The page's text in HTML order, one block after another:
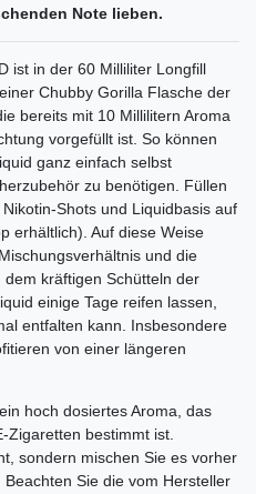
Note lieben.
ist in der 60 Milliliter Longfill
Chubby Gorilla Flasche der
bereits mit 10 Millilitern Aroma
vorgefüllt ist. So können
ganz einfach selbst
zu benötigen. Füllen
Shots und Liquidbasis auf
erhältlich). Auf diese Weise
und die
kräftigen Schütteln der
einige Tage reifen lassen,
entfalten kann. Insbesondere
von einer längeren
hoch dosiertes Aroma, das
Zigaretten bestimmt ist.
sondern mischen Sie es vorher
Sie die vom Hersteller